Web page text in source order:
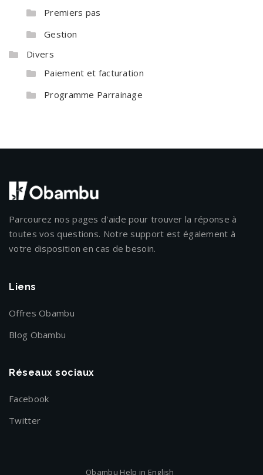
Premiers pas
Gestion
Divers
Paiement et facturation
Programme Parrainage
Parcourez nos pages d'aide pour trouver la réponse à
toutes vos questions. Notre support est également à
votre disposition en cas de besoin.
Liens
Offres Obambu
Blog Obambu
Réseaux sociaux
Facebook
Twitter
Obambu Help in English